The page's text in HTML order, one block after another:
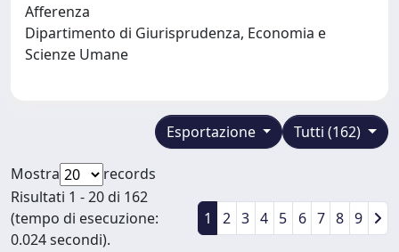
Afferenza
Dipartimento di Giurisprudenza, Economia e
Scienze Umane
Tutti (162)
Esportazione
Mostra
records
Risultati 1 - 20 di 162
(tempo di esecuzione:
0.024 secondi).
1 2 3 4 5 6 7 8 9